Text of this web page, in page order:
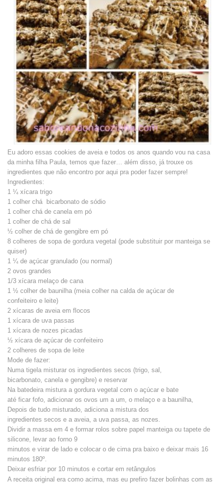
Eu adoro essas cookies de aveia e todos os anos quando vou na casa
da minha filha Paula, temos que fazer… além disso, já trouxe os
ingredientes que não encontro por aqui pra poder fazer sempre!
Ingredientes:
1 ¼ xícara trigo
1 colher chá bicarbonato de sódio
1 colher chá de canela em pó
1 colher de chá de sal
½ colher de chá de gengibre em pó
8 colheres de sopa de gordura vegetal (pode substituir por manteiga se
quiser)
1 ¼ de açúcar granulado (ou normal)
2 ovos grandes
1/3 xícara melaço de cana
1 ½ colher de baunilha (meia colher na calda de açúcar de
confeiteiro e leite)
2 xícaras de aveia em flocos
1 xícara de uva passas
1 xícara de nozes picadas
½ xícara de açúcar de confeiteiro
2 colheres de sopa de leite
Mode de fazer:
Numa tigela misturar os ingredientes secos (trigo, sal,
bicarbonato, canela e gengibre) e reservar
Na batedeira mistura a gordura vegetal com o açúcar e bate
até ficar fofo, adicionar os ovos um a um, o melaço e a baunilha,
Depois de tudo misturado, adiciona a mistura dos
ingredientes secos e a aveia, a uva passa, as nozes.
Dividir a massa em 4 e formar rolos sobre papel manteiga ou tapete de
silicone, levar ao forno 9
minutos e virar de lado e colocar o de cima pra baixo e deixar mais 16
minutos 180º.
Deixar esfriar por 10 minutos e cortar em retângulos
A receita original era como acima, mas eu prefiro fazer bolinhas com as